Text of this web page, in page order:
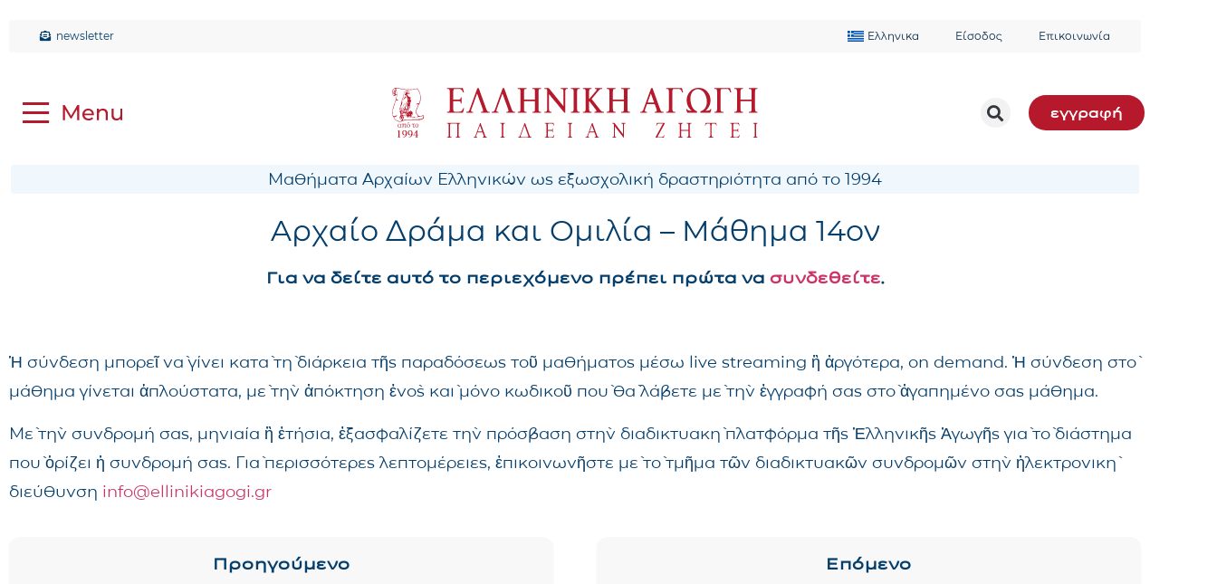
newsletter Ελληνικα Είσοδος Επικοινωνία
εγγραφή
Μαθήματα Αρχαίων Ελληνικών ως εξωσχολική δραστηριότητα από το 1994
Αρχαίο Δράμα και Ομιλία – Mάθημα 14ον
Για να δείτε αυτό το περιεχόμενο πρέπει πρώτα να συνδεθείτε.
Ἡ σύνδεση μπορεῖ νὰ γίνει κατὰ τὴ διάρκεια τῆς παραδόσεως τοῦ μαθήματος μέσω live streaming ἢ ἀργότερα, on demand. Ἡ σύνδεση στὸ
μάθημα γίνεται ἁπλούστατα, μὲ τὴν ἀπόκτηση ἑνὸς καὶ μόνο κωδικοῦ ποὺ θὰ λάβετε μὲ τὴν ἐγγραφή σας στὸ ἀγαπημένο σας μάθημα.
Μὲ τὴν συνδρομή σας, μηνιαία ἢ ἐτήσια, ἐξασφαλίζετε τὴν πρόσβαση στὴν διαδικτυακὴ πλατφόρμα τῆς Ἑλληνικῆς Ἀγωγῆς γιὰ τὸ διάστημα
ποὺ ὁρίζει ἡ συνδρομή σας. Γιὰ περισσότερες λεπτομέρειες, ἐπικοινωνῆστε μὲ τὸ τμῆμα τῶν διαδικτυακῶν συνδρομῶν στὴν ἠλεκτρονικὴ
διεύθυνση info@ellinikiagogi.gr
Προηγούμενο Επόμενο